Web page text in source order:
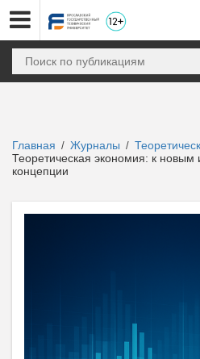
Главная / Журналы /
Теоретическая экономия: к новым
концепции